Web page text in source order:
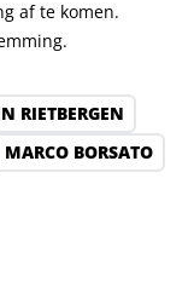
af te komen.
RIETBERGEN
MARCO BORSATO